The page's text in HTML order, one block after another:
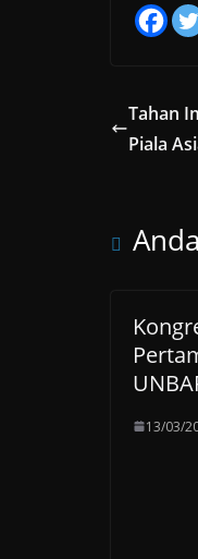
Tahan
Piala
13/03/